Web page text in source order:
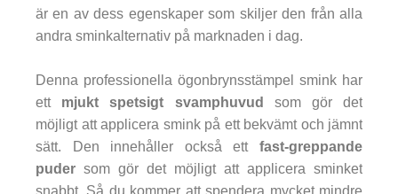
är en av dess egenskaper som skiljer den från alla
andra sminkalternativ på marknaden i dag.
Denna professionella ögonbrynsstämpel smink har
ett mjukt spetsigt svamphuvud
som gör det
möjligt att applicera smink på ett bekvämt och jämnt
sätt. Den innehåller också ett fast-greppande
puder som gör det möjligt att applicera sminket
snabbt. Så du kommer att spendera mycket mindre